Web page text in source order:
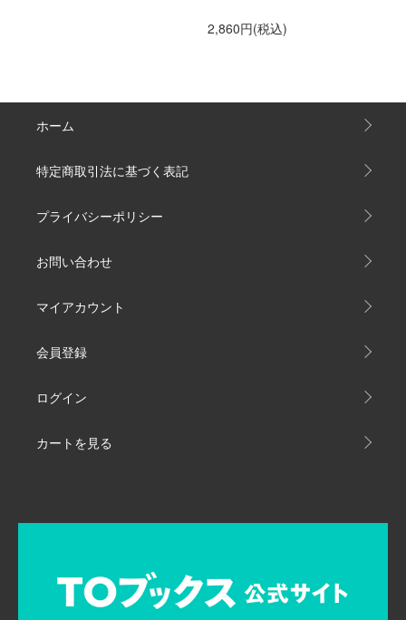
2,860円(税込)
ホーム
特定商取引法に基づく表記
プライバシーポリシー
お問い合わせ
マイアカウント
会員登録
ログイン
カートを見る